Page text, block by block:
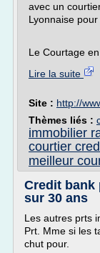
avec un
Lyonnaise
Le Courtage
Lire la suite
Site : http://
Thèmes liés :
immobilier
courtier
meilleur
Credit bank
sur 30 ans
Les autres prts
Prt. Mme si les
chut pour.